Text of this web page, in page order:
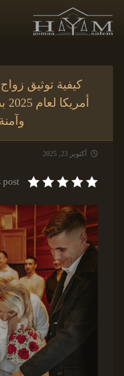
كيفية توثيق
أكتوبر 23, 2025
post